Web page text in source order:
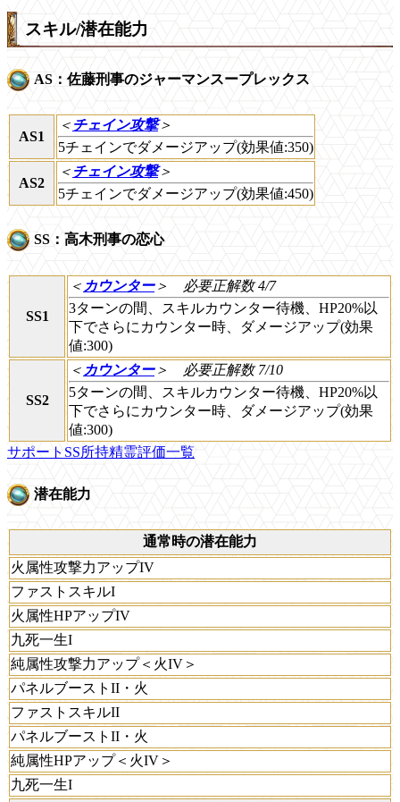
スキル/潜在能力
AS：佐藤刑事のジャーマンスープレックス
AS1
＜ チェイン攻撃＞
5チェインでダメージアップ(効果値:350)
AS2
＜ チェイン攻撃＞
5チェインでダメージアップ(効果値:450)
SS：高木刑事の恋心
SS1
＜ カウンター＞
必要正解数 4/7
3ターンの間、スキルカウンター待機、HP20%以
下でさらにカウンター時、ダメージアップ(効果
値:300)
SS2
＜ カウンター＞
必要正解数 7/10
5ターンの間、スキルカウンター待機、HP20%以
下でさらにカウンター時、ダメージアップ(効果
値:300)
サポートSS所持精霊評価一覧
潜在能力
通常時の潜在能力
火属性攻撃力アップIV
ファストスキルI
火属性HPアップIV
九死一生I
純属性攻撃力アップ＜火IV＞
パネルブーストII・火
ファストスキルII
パネルブーストII・火
純属性HPアップ＜火IV＞
九死一生I